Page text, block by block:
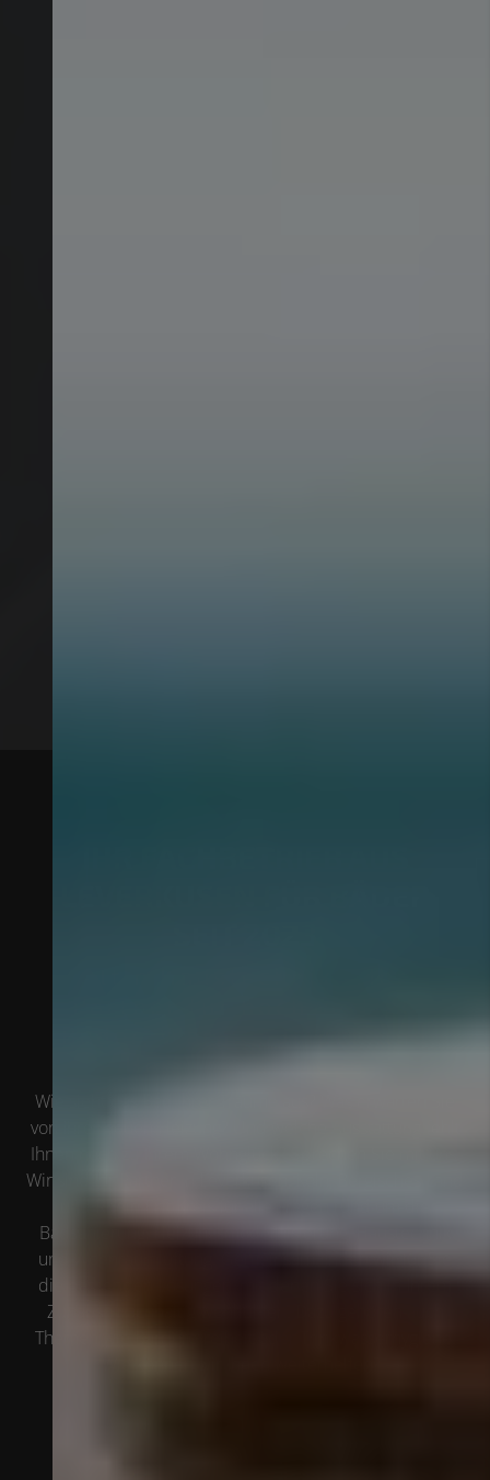
Bäder, Wärmepumpen und
Heizungsanlagen
Wie sieht das Bad Ihrer Träume aus? Was erwarten Sie
von Ihrer neuen Heizung? Und welche Ausstattung fehlt
Ihnen noch zu Ihrem Wohnglück? Sprechen Sie mit uns.
Wir sind Ihr Partner in Leverkusen, Köln, Bergisches Land
und Rhein Erft Kreis für alle Fragen rund um die
Badsanierung, Heizungsmodernisierung, Haustechnik
und Wohnraumlüftung. Gemeinsam finden wir für Sie
die passenden Lösungen, mit denen Sie sich in Ihrem
Zuhause nachhaltig wohlfühlen. Dazu gehören auch
Themen wie Barrierefreiheit oder Trinkwasserhygiene.